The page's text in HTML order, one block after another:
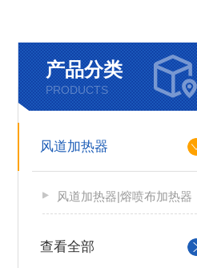
产品分类
PRODUCTS
风道加热器
风道加热器|熔喷布加热器
查看全部